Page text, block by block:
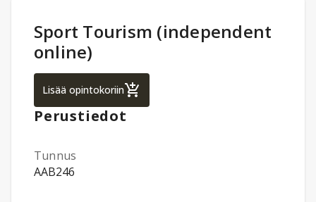
Opintotiedot:
Sport Tourism (independent
online)
Lisää opintokoriinSport Tourism (independent online)
Perustiedot
Tunnus
AAB246